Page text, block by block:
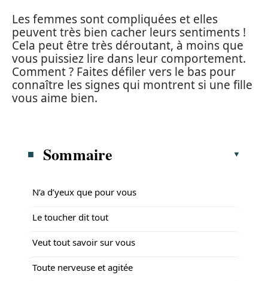
Les femmes sont compliquées et elles
peuvent très bien cacher leurs sentiments !
Cela peut être très déroutant, à moins que
vous puissiez lire dans leur comportement.
Comment ? Faites défiler vers le bas pour
connaître les signes qui montrent si une fille
vous aime bien.
Sommaire
N’a d’yeux que pour vous
Le toucher dit tout
Veut tout savoir sur vous
Toute nerveuse et agitée